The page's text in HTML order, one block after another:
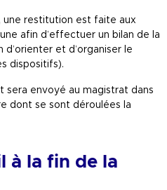
une restitution est faite aux
afin d’effectuer un bilan de la
d’orienter et d’organiser le
dispositifs).
sera envoyé au magistrat dans
dont se sont déroulées la
à la fin de la